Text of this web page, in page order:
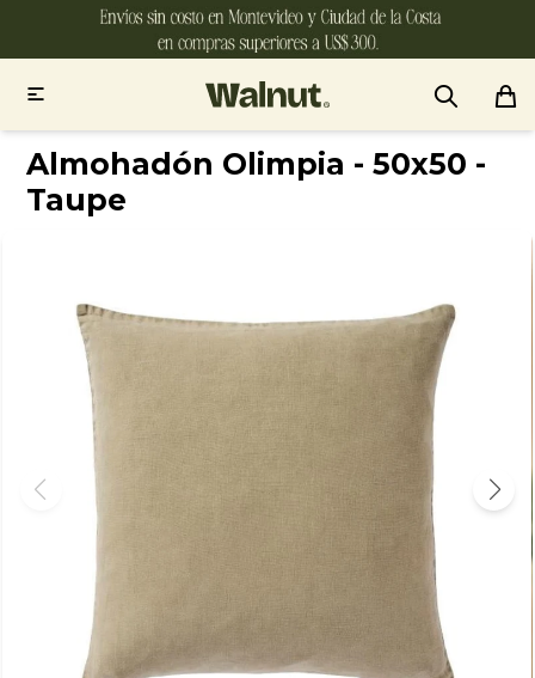

Almohadón Olimpia - 50x50 -
Taupe